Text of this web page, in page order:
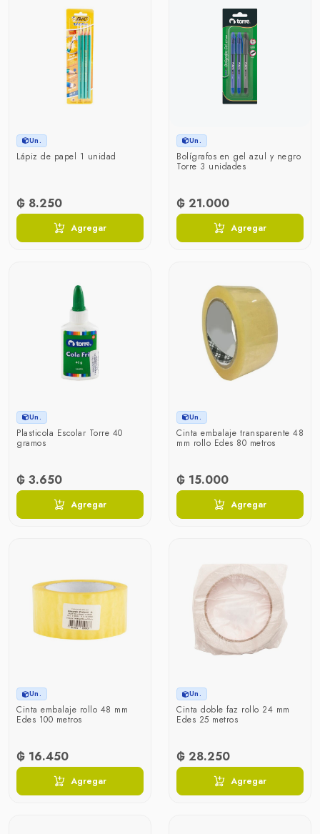
Un.
Lápiz de papel 1 unidad
₲ 8.250
Agregar
Un.
Bolígrafos en gel azul y negro
Torre 3 unidades
₲ 21.000
Agregar
Un.
Plasticola Escolar Torre 40
gramos
₲ 3.650
Agregar
Un.
Cinta embalaje transparente 48
mm rollo Edes 80 metros
₲ 15.000
Agregar
Un.
Cinta embalaje rollo 48 mm
Edes 100 metros
₲ 16.450
Agregar
Un.
Cinta doble faz rollo 24 mm
Edes 25 metros
₲ 28.250
Agregar